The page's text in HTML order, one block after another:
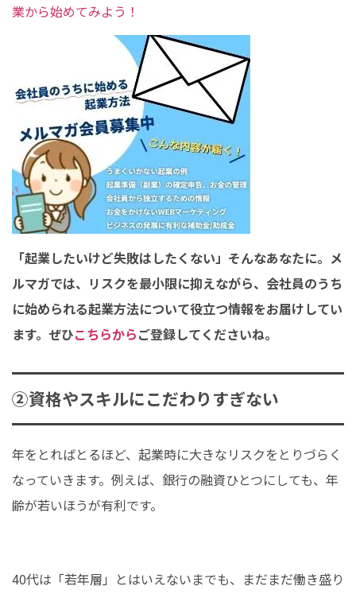
業から始めてみよう！
「起業したいけど失敗はしたくない」そんなあなたに。メ
ルマガでは、リスクを最小限に抑えながら、会社員のうち
に始められる起業方法について役立つ情報をお届けしてい
ます。ぜひこちらからご登録してくださいね。
②資格やスキルにこだわりすぎない
年をとればとるほど、起業時に大きなリスクをとりづらく
なっていきます。例えば、銀行の融資ひとつにしても、年
齢が若いほうが有利です。
40代は「若年層」とはいえないまでも、まだまだ働き盛り